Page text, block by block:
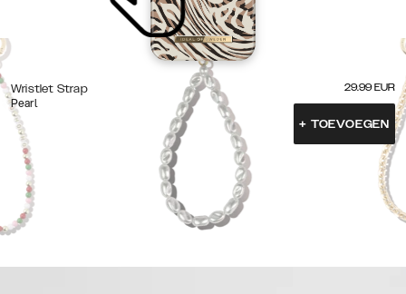
Wristlet Strap
Pearl
29.99 EUR
+ TOEVOEGEN